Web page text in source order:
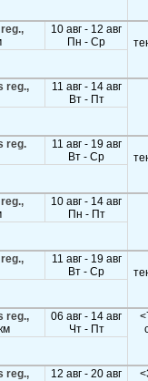
10 авг - 12 авг
Пн - Ср
reg.,
11 авг - 14 авг
Вт - Пт
reg.
11 авг - 19 авг
Вт - Ср
10 авг - 14 авг
Пн - Пт
11 авг - 19 авг
Вт - Ср
reg.,
06 авг - 14 авг
Чт - Пт
reg.,
12 авг - 20 авг